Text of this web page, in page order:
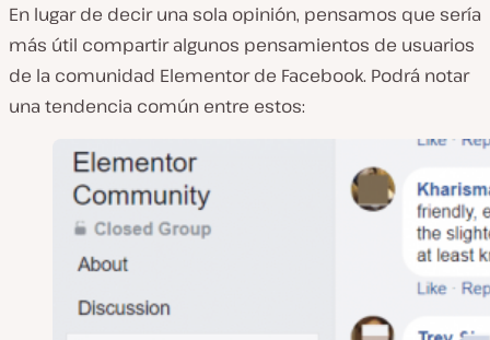
En lugar de decir una sola opinión, pensamos que sería
más útil compartir algunos pensamientos de usuarios
de la comunidad Elementor de Facebook. Podrá notar
una tendencia común entre estos: